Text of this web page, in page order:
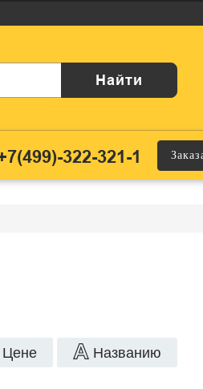
Найти
322-321-1
Цене Названию